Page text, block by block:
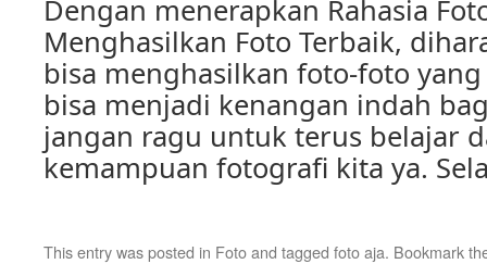
Dengan menerapkan Rahasia
Menghasilkan Foto Terbaik,
bisa menghasilkan foto-foto
bisa menjadi kenangan indah
jangan ragu untuk terus belajar
kemampuan fotografi kita ya.
This entry was posted in Fotoand tagged foto aja. Bookmark